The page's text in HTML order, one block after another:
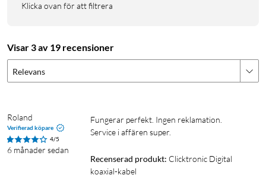
Klicka ovan för att filtrera
Visar 3 av 19 recensioner
Relevans
Roland
Verifierad köpare
4/5
6 månader sedan
Fungerar perfekt. Ingen reklamation.
Service i affären super.
Recenserad produkt: Clicktronic Digital
koaxial-kabel